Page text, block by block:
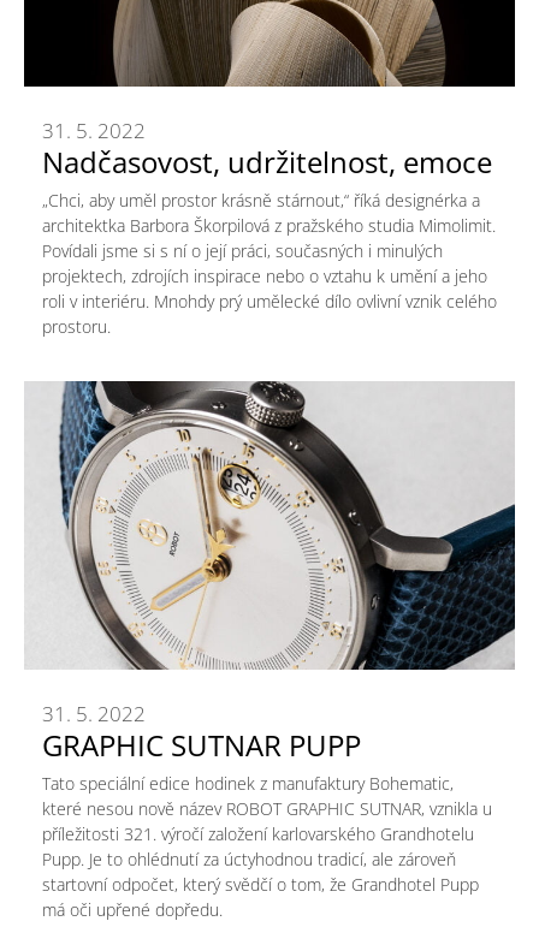
Nadčasovost, udržitelnost, emoce
31. 5. 2022
„Chci, aby uměl prostor krásně stárnout,“ říká designérka a
architektka Barbora Škorpilová z pražského studia Mimolimit.
Povídali jsme si s ní o její práci, současných i minulých
projektech, zdrojích inspirace nebo o vztahu k umění a jeho
roli v interiéru. Mnohdy prý umělecké dílo ovlivní vznik celého
prostoru.
GRAPHIC SUTNAR PUPP
31. 5. 2022
Tato speciální edice hodinek z manufaktury Bohematic,
které nesou nově název ROBOT GRAPHIC SUTNAR, vznikla u
příležitosti 321. výročí založení karlovarského Grandhotelu
Pupp. Je to ohlédnutí za úctyhodnou tradicí, ale zároveň
startovní odpočet, který svědčí o tom, že Grandhotel Pupp
má oči upřené dopředu.